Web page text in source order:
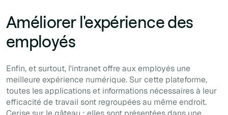
Améliorer l'expérience des
employés
Enfin, et surtout, l'intranet offre aux employés une
meilleure expérience numérique. Sur cette plateforme,
toutes les applications et informations nécessaires à leur
efficacité de travail sont regroupées au même endroit.